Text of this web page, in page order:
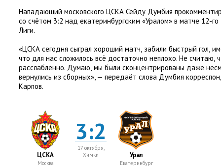
Нападающий московского ЦСКА Сейду Думбия
со счётом 3:2 над екатеринбургским «Уралом» в матче 12-
Лиги.
«ЦСКА сегодня сыграл хороший матч, забили быстрый гол,
что для нас сложилось всё достаточно неплохо. Не считаю,
расслабленно. Думаю, мы были сконцентрированы даже
вернулись из сборных», — передаёт слова Думбия
Карпов.
ЦСКА
Москва
3:2
17 октября,
Химки
Урал
Екатеринбург